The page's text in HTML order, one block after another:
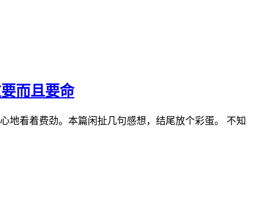
而且要命
地看着费劲。本篇闲扯几句感想，结尾放个彩蛋。 不知